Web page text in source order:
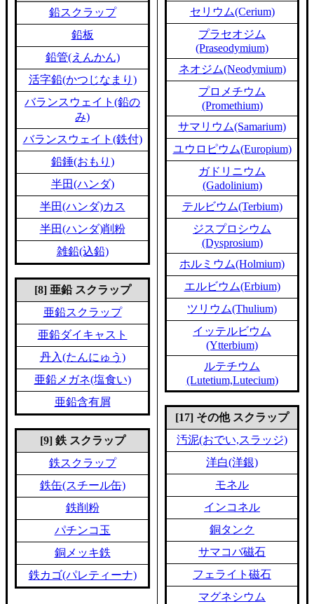
鉛スクラップ
鉛板
鉛管(えんかん)
活字鉛(かつじなまり)
バランスウェイト(鉛の
み)
バランスウェイト(鉄付)
鉛錘(おもり)
半田(ハンダ)
半田(ハンダ)カス
半田(ハンダ)削粉
雑鉛(込鉛)
[8] 亜鉛 スクラップ
亜鉛スクラップ
亜鉛ダイキャスト
丹入(たんにゅう)
亜鉛メガネ(塩食い)
亜鉛含有屑
[9] 鉄 スクラップ
鉄スクラップ
鉄缶(スチール缶)
鉄削粉
パチンコ玉
銅メッキ鉄
鉄カゴ(パレティーナ)
セリウム(Cerium)
プラセオジム
(Praseodymium)
ネオジム(Neodymium)
プロメチウム
(Promethium)
サマリウム(Samarium)
ユウロピウム(Europium)
ガドリニウム
(Gadolinium)
テルビウム(Terbium)
ジスプロシウム
(Dysprosium)
ホルミウム(Holmium)
エルビウム(Erbium)
ツリウム(Thulium)
イッテルビウム
(Ytterbium)
ルテチウム
(Lutetium,Lutecium)
[17] その他 スクラップ
汚泥(おでい,スラッジ)
洋白(洋銀)
モネル
インコネル
銅タンク
サマコバ磁石
フェライト磁石
マグネシウム